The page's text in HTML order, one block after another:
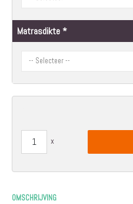
Matrasdikte
OMSCHRIJVING